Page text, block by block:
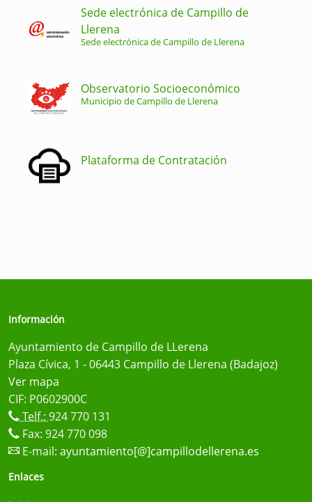
Sede electrónica de Campillo de
Llerena
Sede electrónica de Campillo de Llerena
Observatorio Socioeconómico
Municipio de Campillo de Llerena
Plataforma de Contratación
Información
Ayuntamiento de Campillo de LLerena
Plaza Cívica, 1 - 06443 Campillo de Llerena (Badajoz)
Ver mapa
CIF: P0602900C
Telf.: 924 770 131
Fax: 924 770 098
E-mail: ayuntamiento[@]campillodellerena.es
Enlaces